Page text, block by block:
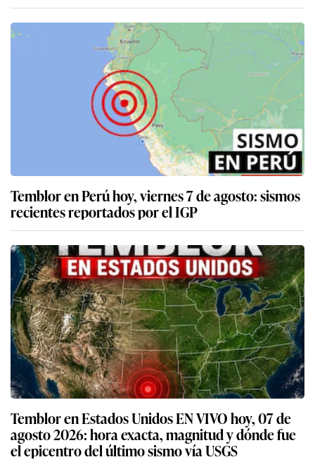
Temblor en Perú hoy, viernes 7 de agosto: sismos
recientes reportados por el IGP
Temblor en Estados Unidos EN VIVO hoy, 07 de
agosto 2026: hora exacta, magnitud y dónde fue
el epicentro del último sismo vía USGS